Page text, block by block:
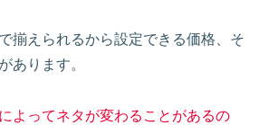
揃えられるから設定できる価格、そ
あります。
よってネタが変わることがあるの